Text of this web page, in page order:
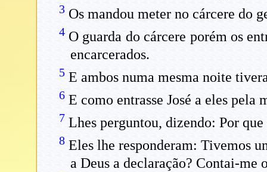
3 Os mandou meter no cárcere do
4 O guarda do cárcere porém os
encarcerados.
5 E ambos numa mesma noite
6 E como entrasse José a eles pela
7 Lhes perguntou, dizendo: Por
8 Eles lhe responderam: Tivemos
a Deus a declaração? Contai-me